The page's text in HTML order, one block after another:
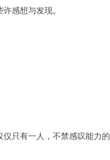
感想与发现。
只有一人，不禁感叹能力的